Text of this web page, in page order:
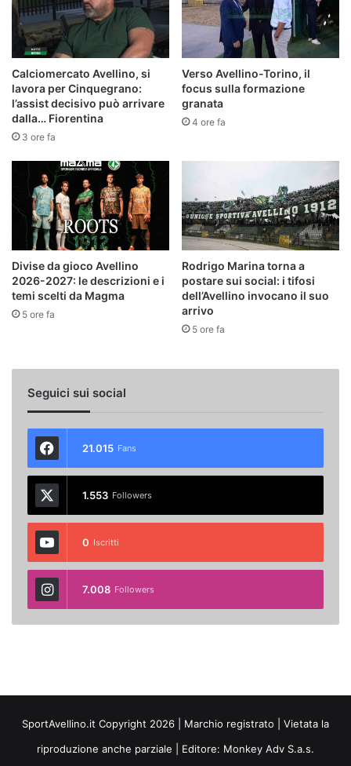
Calciomercato Avellino, si
lavora per Cinquegrano:
l’assist decisivo può arrivare
dalla… Fiorentina
3 ore fa
Verso Avellino-Torino, il
focus sulla formazione
granata
4 ore fa
Divise da gioco Avellino
2026-2027: le descrizioni e i
temi scelti da Magma
5 ore fa
Rodrigo Marina torna a
postare sui social: i tifosi
dell’Avellino invocano il suo
arrivo
5 ore fa
Seguici sui social
21.015 Fans
1.553 Followers
0 Iscritti
7.008 Followers
SportAvellino.it Copyright 2026 | Marchio registrato | Vietata la
riproduzione anche parziale | Editore: Monkey Adv S.a.s.